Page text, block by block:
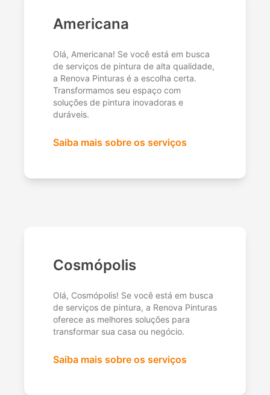
Americana
Olá, Americana! Se você está em busca
de serviços de pintura de alta qualidade,
a Renova Pinturas é a escolha certa.
Transformamos seu espaço com
soluções de pintura inovadoras e
duráveis.
Saiba mais sobre os serviços
Cosmópolis
Olá, Cosmópolis! Se você está em busca
de serviços de pintura, a Renova Pinturas
oferece as melhores soluções para
transformar sua casa ou negócio.
Saiba mais sobre os serviços